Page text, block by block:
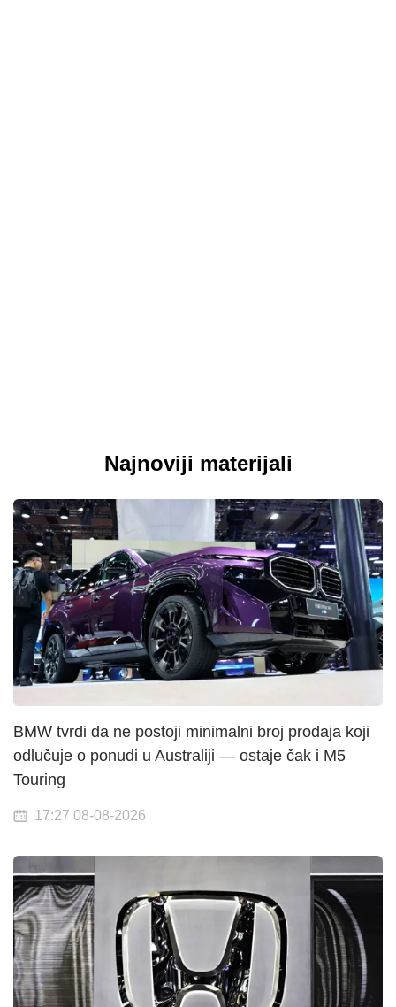
Najnoviji materijali
BMW tvrdi da ne postoji minimalni broj prodaja koji
odlučuje o ponudi u Australiji — ostaje čak i M5
Touring
17:27 08-08-2026